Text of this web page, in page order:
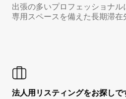
出張の多いプロフェッショナ
専用スペースを備えた長期滞在
法人用リスティングをお探しで